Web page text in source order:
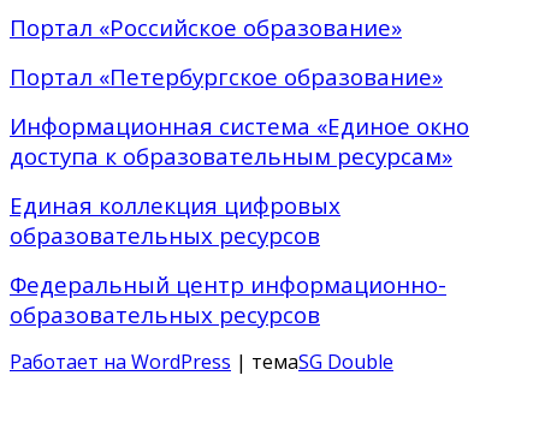
Портал «Российское образование»
Портал «Петербургское образование»
Информационная система «Единое окно
доступа к образовательным ресурсам»
Единая коллекция цифровых
образовательных ресурсов
Федеральный центр информационно-
образовательных ресурсов
Работает на WordPress | темаSG Double